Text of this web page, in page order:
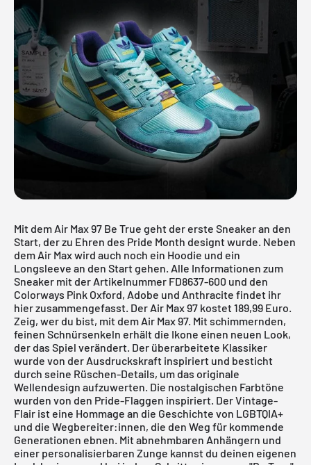
Mit dem Air Max 97 Be True geht der erste Sneaker an den
Start, der zu Ehren des Pride Month designt wurde. Neben
dem Air Max wird auch noch ein Hoodie und ein
Longsleeve an den Start gehen. Alle Informationen zum
Sneaker mit der Artikelnummer FD8637-600 und den
Colorways Pink Oxford, Adobe und Anthracite findet ihr
hier zusammengefasst. Der Air Max 97 kostet 189,99 Euro.
Zeig, wer du bist, mit dem Air Max 97. Mit schimmernden,
feinen Schnürsenkeln erhält die Ikone einen neuen Look,
der das Spiel verändert. Der überarbeitete Klassiker
wurde von der Ausdruckskraft inspiriert und besticht
durch seine Rüschen-Details, um das originale
Wellendesign aufzuwerten. Die nostalgischen Farbtöne
wurden von den Pride-Flaggen inspiriert. Der Vintage-
Flair ist eine Hommage an die Geschichte von LGBTQIA+
und die Wegbereiter:innen, die den Weg für kommende
Generationen ebnen. Mit abnehmbaren Anhängern und
einer personalisierbaren Zunge kannst du deinen eigenen